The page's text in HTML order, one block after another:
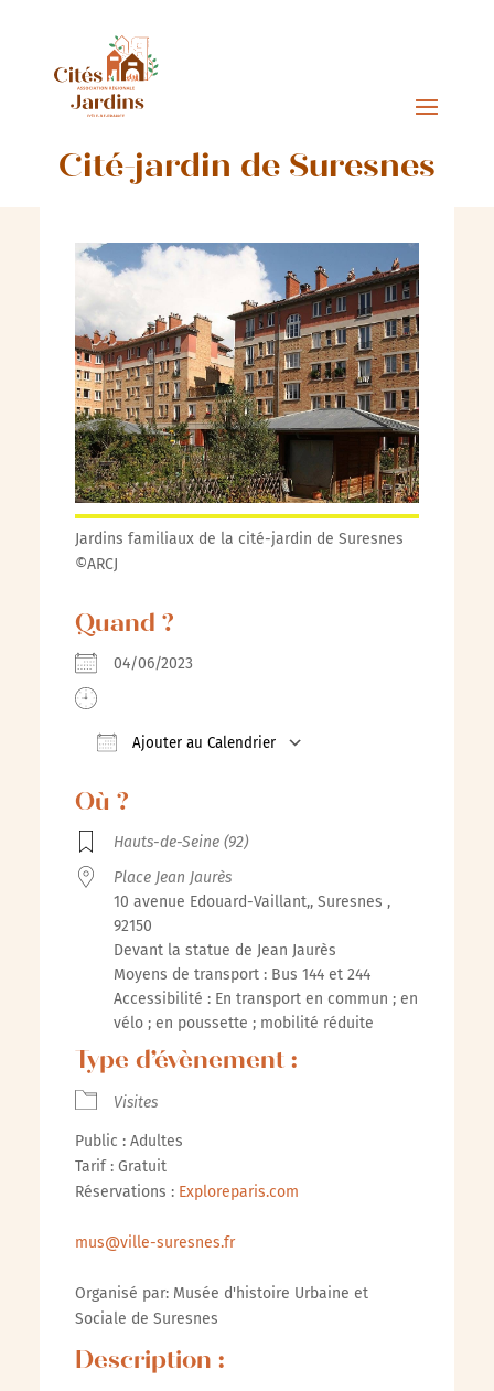
Cité-jardin de Suresnes
Jardins familiaux de la cité-jardin de Suresnes
©ARCJ
Quand ?
04/06/2023
Ajouter au Calendrier
Où ?
Hauts-de-Seine (92)
Place Jean Jaurès
10 avenue Edouard-Vaillant,, Suresnes ,
92150
Devant la statue de Jean Jaurès
Moyens de transport : Bus 144 et 244
Accessibilité : En transport en commun ; en
vélo ; en poussette ; mobilité réduite
Type d’évènement :
Visites
Public : Adultes
Tarif : Gratuit
Réservations : Exploreparis.com
mus@ville-suresnes.fr
Organisé par: Musée d'histoire Urbaine et
Sociale de Suresnes
Description :